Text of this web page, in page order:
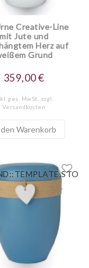
Creative-Line
mit Jute und
Herz auf
Grund
359,00 €
ges. MwSt. zzgl.
Versandkosten
Warenkorb